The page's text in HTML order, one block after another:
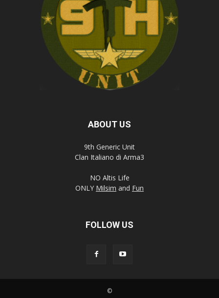
ABOUT US
9th Generic Unit
Clan Italiano di Arma3
NO Altis Life
ONLY Milsim and Fun
FOLLOW US
©